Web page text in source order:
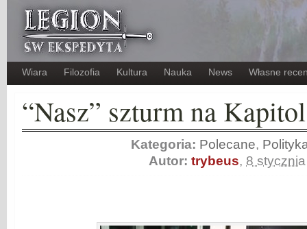
Wiara Filozofia Kultura Nauka News Własne
“Nasz” szturm na
Kategoria: Polecane,
Autor: trybeus, 8